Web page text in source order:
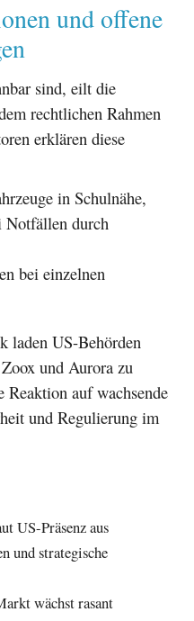
und offene
sind, eilt die
rechtlichen Rahmen
erklären diese
in Schulnähe,
Notfällen durch
bei einzelnen
laden US-Behörden
und Aurora zu
auf wachsende
und Regulierung im
US-Präsenz aus
und strategische
wächst rasant